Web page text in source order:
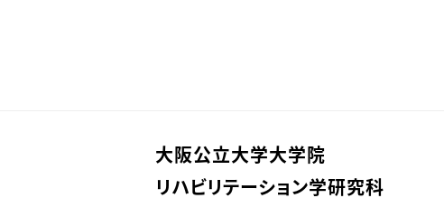
大阪公立大学大学院
リハビリテーション学研究科